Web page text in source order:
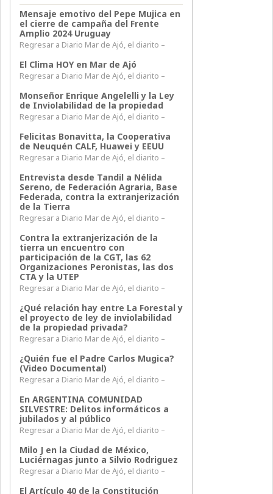
Mensaje emotivo del Pepe Mujica en
el cierre de campaña del Frente
Amplio 2024 Uruguay
Regresar a Diario Mar de Ajó, el diarito –
El Clima HOY en Mar de Ajó
Regresar a Diario Mar de Ajó, el diarito –
Monseñor Enrique Angelelli y la Ley
de Inviolabilidad de la propiedad
Regresar a Diario Mar de Ajó, el diarito –
Felicitas Bonavitta, la Cooperativa
de Neuquén CALF, Huawei y EEUU
Regresar a Diario Mar de Ajó, el diarito –
Entrevista desde Tandil a Nélida
Sereno, de Federación Agraria, Base
Federada, contra la extranjerización
de la Tierra
Regresar a Diario Mar de Ajó, el diarito –
Contra la extranjerización de la
tierra un encuentro con
participación de la CGT, las 62
Organizaciones Peronistas, las dos
CTA y la UTEP
Regresar a Diario Mar de Ajó, el diarito –
¿Qué relación hay entre La Forestal y
el proyecto de ley de inviolabilidad
de la propiedad privada?
Regresar a Diario Mar de Ajó, el diarito –
¿Quién fue el Padre Carlos Mugica?
(Video Documental)
Regresar a Diario Mar de Ajó, el diarito –
En ARGENTINA COMUNIDAD
SILVESTRE: Delitos informáticos a
jubilados y al público
Regresar a Diario Mar de Ajó, el diarito –
Milo J en la Ciudad de México,
Luciérnagas junto a Silvio Rodriguez
Regresar a Diario Mar de Ajó, el diarito –
El Artículo 40 de la Constitución